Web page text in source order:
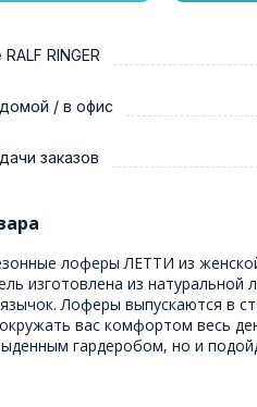
RINGER
/ в офис
заказов
лоферы ЛЕТТИ из
изготовлена из натуральной
Лоферы выпускаются в
вас комфортом весь
гардеробом, но и